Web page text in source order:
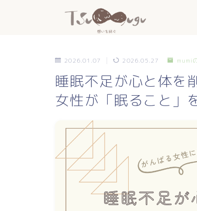
2026.01.07 2026.05.27 mumi
睡眠不足が心と体を
女性が「眠ること」